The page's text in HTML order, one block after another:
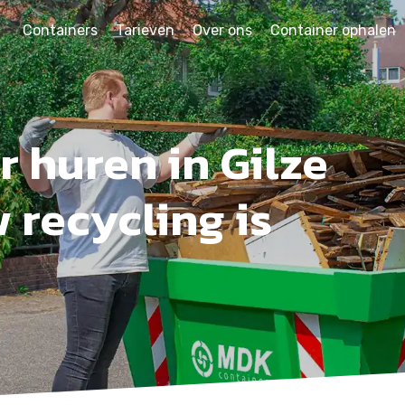
Containers Tarieven Over ons Container ophalen
in Gilze
recycling is